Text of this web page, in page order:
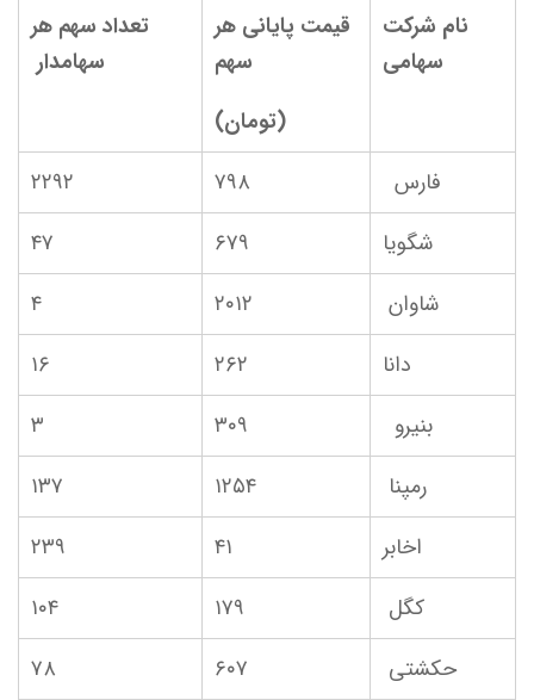
نام شرکت
سهامی
قیمت پایانی هر
سهم
(تومان)
تعداد سهم هر
سهامدار
فارس ۷۹۸
۲۲۹۲
شگویا
۶۷۹
۴۷
شاوان
۲۰۱۲
۴
دانا
۲۶۲
۱۶
بنیرو
۳۰۹
۳
رمپنا
۱۲۵۴
۱۳۷
اخابر
۴۱
۲۳۹
کگل
۱۷۹
۱۰۴
حکشتی‌
۶۰۷
۷۸